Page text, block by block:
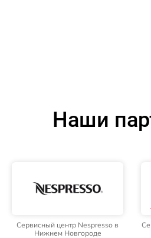
Наши
Сервисный центр Nespresso в
Нижнем Новгороде